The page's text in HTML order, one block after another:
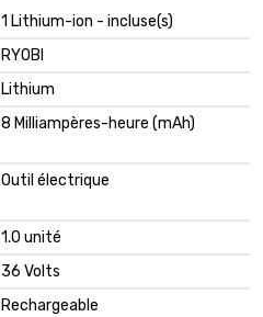
1 Lithium-ion - incluse(s)
RYOBI
Lithium
8 Milliampères-heure (mAh)
Outil électrique
1.0 unité
36 Volts
Rechargeable